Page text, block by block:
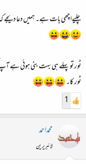
چلیےاچھی بات ہے۔ ہمیں دعا
ٹور تو پہلے ہی بہت بنی ہوئی
ٹور کا۔
1
محمداحمد
لائبریرین